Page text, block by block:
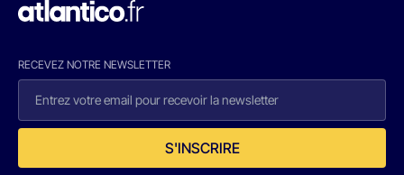
RECEVEZ NOTRE NEWSLETTER
S'INSCRIRE